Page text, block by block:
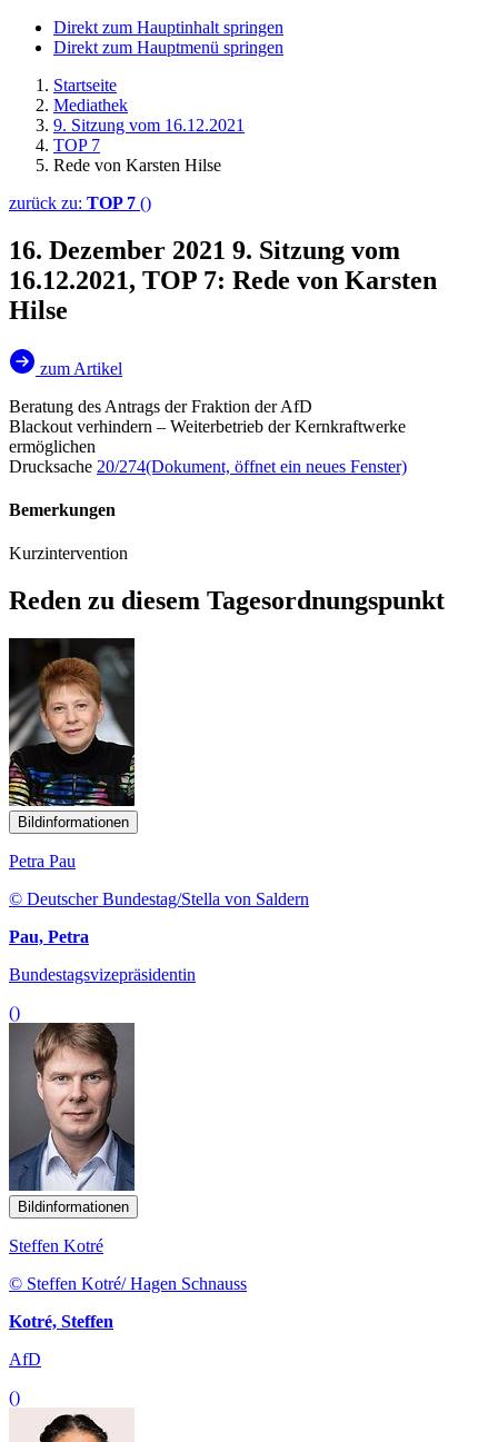
Direkt zum Hauptinhalt springen
Direkt zum Hauptmenü springen
Startseite
Mediathek
9. Sitzung vom 16.12.2021
TOP 7
Rede von Karsten Hilse
zurück zu: TOP 7 ()
16. Dezember 2021 9. Sitzung vom
16.12.2021, TOP 7: Rede von Karsten
Hilse
zum Artikel
Beratung des Antrags der Fraktion der AfD
Blackout verhindern – Weiterbetrieb der Kernkraftwerke
ermöglichen
Drucksache 20/274(Dokument, öffnet ein neues Fenster)
Bemerkungen
Kurzintervention
Reden zu diesem Tagesordnungspunkt
Bildinformationen
Petra Pau
© Deutscher Bundestag/Stella von Saldern
Pau, Petra
Bundestagsvizepräsidentin
()
Bildinformationen
Steffen Kotré
© Steffen Kotré/ Hagen Schnauss
Kotré, Steffen
AfD
()